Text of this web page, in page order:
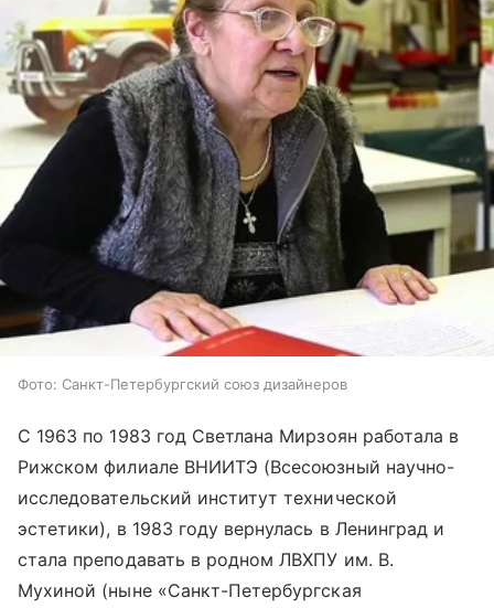
Фото: Санкт-Петербургский союз дизайнеров
С 1963 по 1983 год Светлана Мирзоян работала в
Рижском филиале ВНИИТЭ (Всесоюзный научно-
исследовательский институт технической
эстетики), в 1983 году вернулась в Ленинград и
стала преподавать в родном ЛВХПУ им. В.
Мухиной (ныне «Санкт-Петербургская